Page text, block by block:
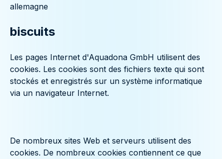
allemagne
biscuits
Les pages Internet d'Aquadona GmbH utilisent des
cookies. Les cookies sont des fichiers texte qui sont
stockés et enregistrés sur un système informatique
via un navigateur Internet.
De nombreux sites Web et serveurs utilisent des
cookies. De nombreux cookies contiennent ce que